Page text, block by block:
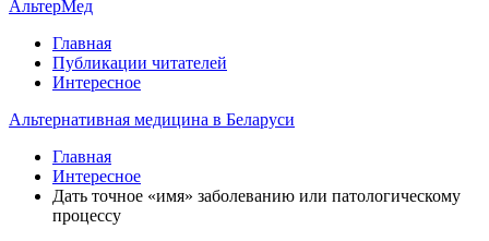
АльтерМед
Главная
Публикации читателей
Интересное
Альтернативная медицина в Беларуси
Главная
Интересное
Дать точное «имя» заболеванию или патологическому
процессу